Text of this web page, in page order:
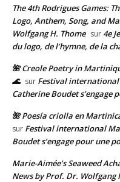
The 4th Rodrigues Games:
Logo, Anthem, Song, and
Wolfgang H. Thome sur4e
du logo, de l’hymne, de la
🌺 Creole Poetry in
🌊 sur Festival
Catherine Boudet s’engage
🌺 Poesía criolla en
sur Festival international
Boudet s’engage pour une
Marie-Aimée’s Seaweed
News by Prof. Dr. Wolfgang